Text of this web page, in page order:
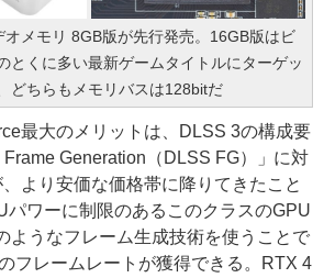
オメモリ 8GB版が先行発売。16GB版はビ
とくに多い最新ゲームタイトルにターゲッ
どちらもメモリバスは128bitだ
最大のメリットは、DLSS 3の構成要
Generation（DLSS FG）」に対
より安価な価格帯に降りてきたこと
パワーに制限のあるこのクラスのGPU
ようなフレーム生成技術を使うことで
フレームレートが獲得できる。RTX 4